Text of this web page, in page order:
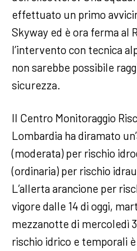
effettuato un primo
Skyway ed è ora ferma al
l’intervento con tecnica
non sarebbe possibile
sicurezza.
Il Centro Monitoraggio
Lombardia ha diramato
(moderata) per rischio
(ordinaria) per rischio
L’allerta arancione per
vigore dalle 14 di oggi,
mezzanotte di mercoledì
rischio idrico e temporali